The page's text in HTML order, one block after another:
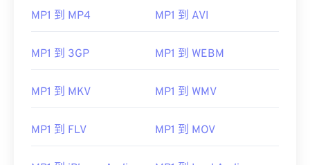
MP1 到 MP4 MP1 到 AVI
MP1 到 3GP MP1 到 WEBM
MP1 到 MKV MP1 到 WMV
MP1 到 FLV MP1 到 MOV